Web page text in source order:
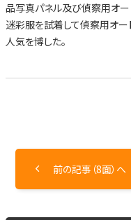
品写真パネル及び偵察用オー
迷彩服を試着して偵察用オー
人気を博した。
前の記事（8面）へ